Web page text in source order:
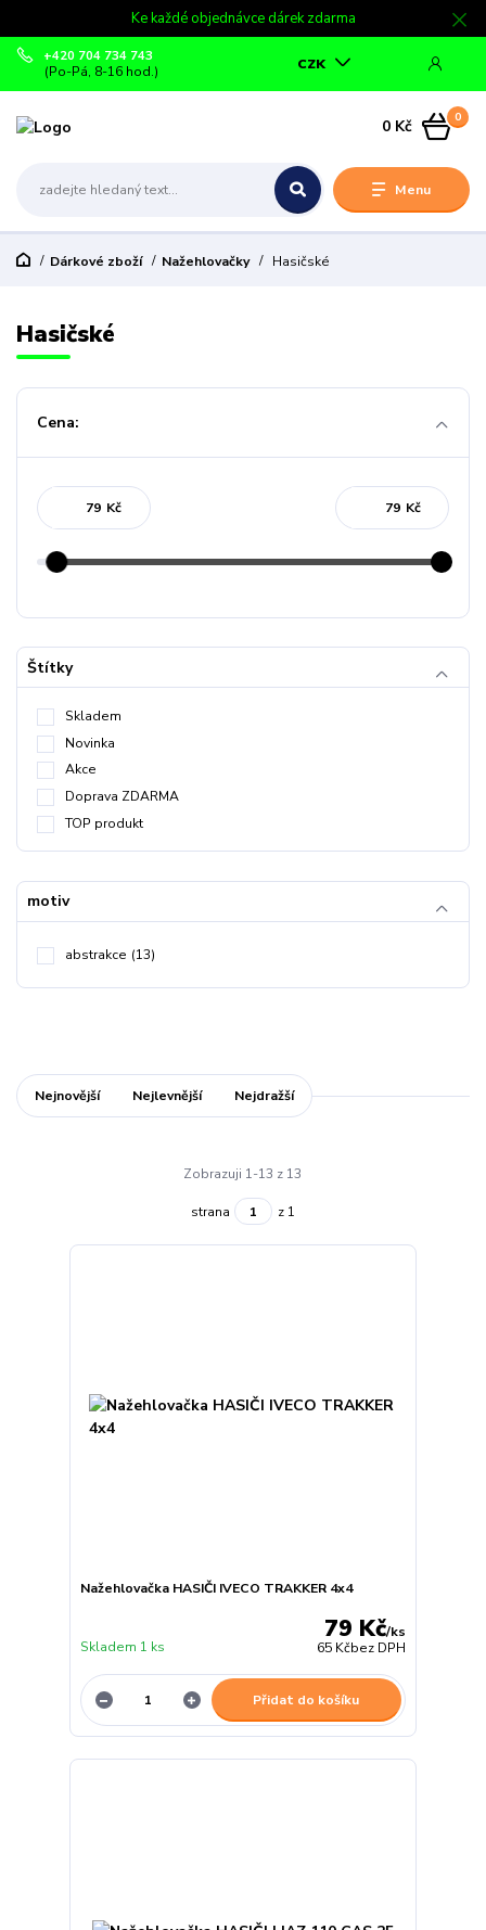
Ke každé objednávce dárek zdarma
Menu
CZK
+420 704 734 743
(Po-Pá, 8-16 hod.)
0
0 Kč
Dárkové zboží Nažehlovačky Hasičské
Hasičské
Cena:
Kč Kč
Štítky
Skladem
Novinka
Akce
Doprava ZDARMA
TOP produkt
motiv
abstrakce (13)
Nejnovější Nejlevnější Nejdražší
Zobrazuji 1-13 z 13
strana z 1
Nažehlovačka HASIČI IVECO TRAKKER 4x4
79 Kč/ks
65 Kčbez DPH
Skladem 1 ks
Přidat do košíku